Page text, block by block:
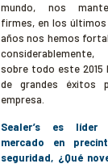
mundo, nos
firmes, en los
años nos hemos
sobre todo este 2015
de grandes éxitos
empresa.
Sealer’s es
mercado en
seguridad, ¿Qué